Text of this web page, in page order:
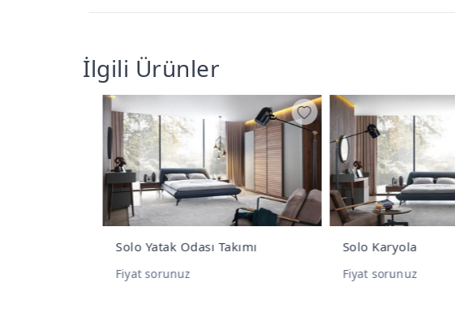
İlgili Ürünler
Solo Yatak Odası Takımı
Fiyat sorunuz
Solo Karyola
Fiyat sorunuz